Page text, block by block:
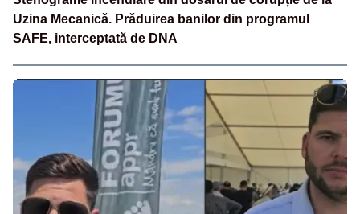
Uzina Mecanică. Prăduirea banilor din programul
SAFE, interceptată de DNA